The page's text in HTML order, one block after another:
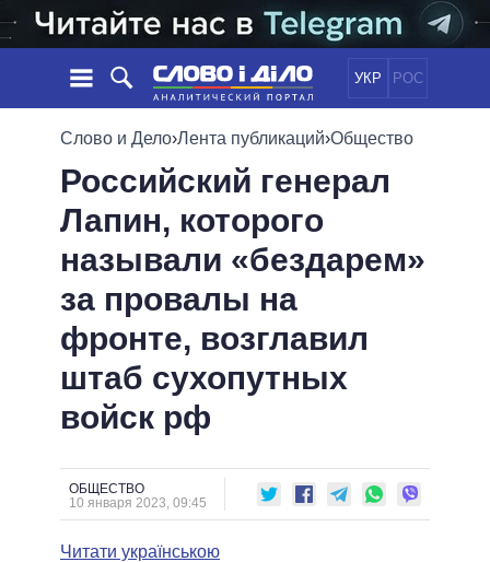
УКР РОС
НОВОСТИ
ЛЕНТА
СОБЫТИЯ
СТАТЬИ
ОБЗОРЫ
ДАЙДЖЕСТЫ
ПОЛИТИКА
ЭКОНОМИКА
ОБЩЕСТВО
ОБЕЩАНИЯ
ПОЛИТИКИ
ПРЕЗИДЕНТ И ОФИС
ВЕРХОВНАЯ РАДА
КАБИНЕТ МИНИСТРОВ
ГЛАВЫ ОБЛАДМИНИСТРАЦИЙ
ВСЕ ПЕРСОНЫ
ИНФОГРАФИКА
ВИДЕО
ПОДДЕРЖАТЬ
СРАВНЕНИЕ ПОЛИТИКОВ
Слово и Дело›Лента публикаций›Общество
Российский генерал
Лапин, которого
называли «бездарем»
за провалы на
фронте, возглавил
штаб сухопутных
войск рф
ОБЩЕСТВО
10 января 2023, 09:45
Читати українською